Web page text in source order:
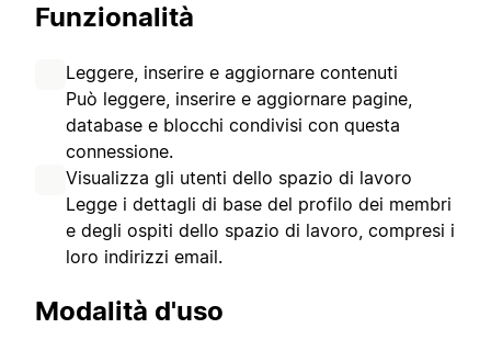
Funzionalità
Leggere, inserire e aggiornare contenuti
Può leggere, inserire e aggiornare pagine,
database e blocchi condivisi con questa
connessione.
Visualizza gli utenti dello spazio di lavoro
Legge i dettagli di base del profilo dei membri
e degli ospiti dello spazio di lavoro, compresi i
loro indirizzi email.
Modalità d'uso